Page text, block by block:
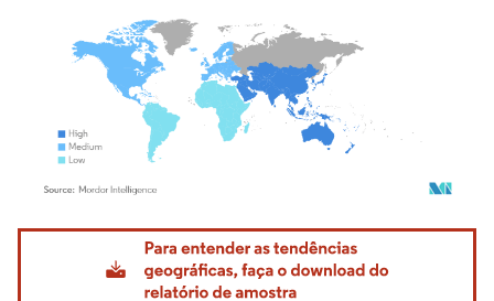
Imagem © Mordor Intelligence. O reuso requer atribuição conforme CC BY 4.0.